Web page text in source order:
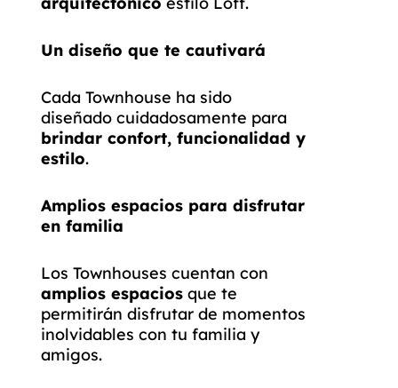
Un diseño que te cautivará
Cada Townhouse ha sido
diseñado cuidadosamente para
brindar confort, funcionalidad y
estilo.
Amplios espacios para disfrutar
en familia
Los Townhouses cuentan con
amplios espacios que te
permitirán disfrutar de momentos
inolvidables con tu familia y
amigos.